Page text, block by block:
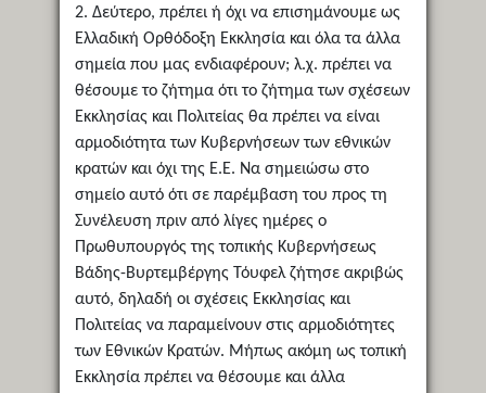
2. Δεύτερο, πρέπει ή όχι να επισημάνουμε ως
Ελλαδική Ορθόδοξη Εκκλησία και όλα τα άλλα
σημεία που μας ενδιαφέρουν; λ.χ. πρέπει να
θέσουμε το ζήτημα ότι το ζήτημα των σχέσεων
Εκκλησίας και Πολιτείας θα πρέπει να είναι
αρμοδιότητα των Κυβερνήσεων των εθνικών
κρατών και όχι της Ε.Ε. Να σημειώσω στο
σημείο αυτό ότι σε παρέμβαση του προς τη
Συνέλευση πριν από λίγες ημέρες ο
Πρωθυπουργός της τοπικής Κυβερνήσεως
Βάδης-Βυρτεμβέργης Τόυφελ ζήτησε ακριβώς
αυτό, δηλαδή οι σχέσεις Εκκλησίας και
Πολιτείας να παραμείνουν στις αρμοδιότητες
των Εθνικών Κρατών. Μήπως ακόμη ως τοπική
Εκκλησία πρέπει να θέσουμε και άλλα